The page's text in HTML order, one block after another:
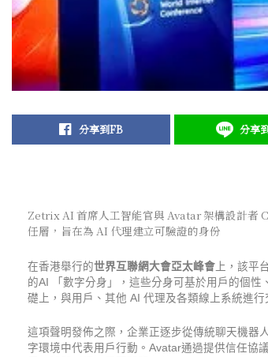
分享到FB 分享
Zetrix AI 首席人工智能官與 Avatar 架構設計者
任層，旨在為 AI 代理建立可驗證的身份
在香港舉行的世界互聯網大會亞太峰會 上，該平
的AI 「數字分身」，這些分身可基於用戶的個
礎上，與用戶、其他 AI 代理及各類線上系統進
這項聲明發佈之際，企業正逐步從傳統聊天機器
字環境中代表用戶行動。Avatar通過提供信任協